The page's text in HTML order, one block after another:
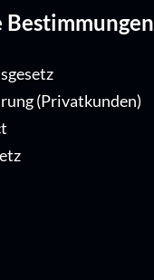
Bestimmungen
(Privatkunden)